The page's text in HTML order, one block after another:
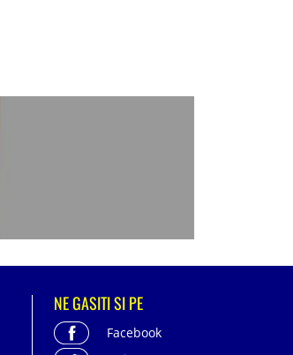
NE GASITI SI PE
Facebook